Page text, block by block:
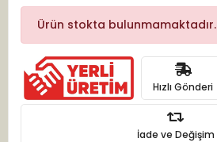
Ürün stokta bulunmamaktadır.
Hızlı Gönderi
İade ve Değişim